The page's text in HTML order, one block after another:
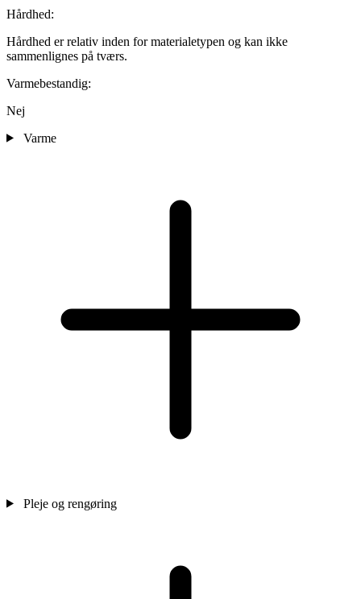
Hårdhed:
Hårdhed er relativ inden for materialetypen og kan ikke
sammenlignes på tværs.
Varmebestandig:
Nej
Varme
Pleje og rengøring